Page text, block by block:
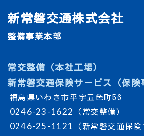
新常磐交通株式会社
整備事業本部
常交整備（本社工場）
新常磐交通保険サービス（保険
福島県いわき市平字五色町56
0246-23-1622 （常交整備）
0246-25-1121 （新常磐交通保険